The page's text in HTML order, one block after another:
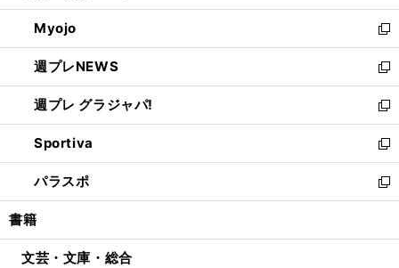
開
く
ウ
で
開
く
ン
ド
ウ
で
開
く
ウ
ィ
ン
ド
ウ
で
開
く
Myojo
新
し
い
ウ
ィ
ン
ド
ウ
で
開
週プレNEWS
新
し
い
ウ
ィ
ン
ド
ウ
開
週プレ グラジャパ!
新
し
い
ウ
ィ
ン
ウ
Sportiva
新
し
い
ウ
ン
パラスポ
新
し
ウ
書籍
文芸・文庫・総合